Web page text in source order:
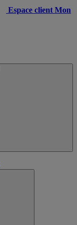
Espace client Mon